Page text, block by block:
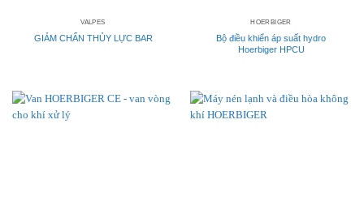
VALPES
GIẢM CHẤN THỦY LỰC BAR
HOERBIGER
Bộ điều khiển áp suất hydro
Hoerbiger HPCU